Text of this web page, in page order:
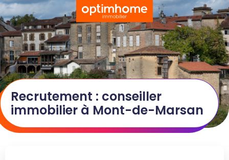
Recrutement : conseiller
immobilier à Mont-de-Marsan